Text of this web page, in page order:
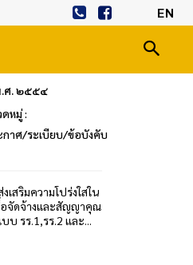
EN
ศ. ๒๕๕๔
หมู่ :
าศ/ระเบียบ/ข้อบังคับ
เสริมความโปร่งใสใน
จัดจ้างและสัญญาคุณ
บ รร.1,รร.2 และ...